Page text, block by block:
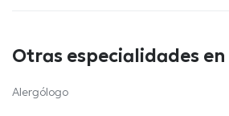
Otras especialidades
Alergólogo